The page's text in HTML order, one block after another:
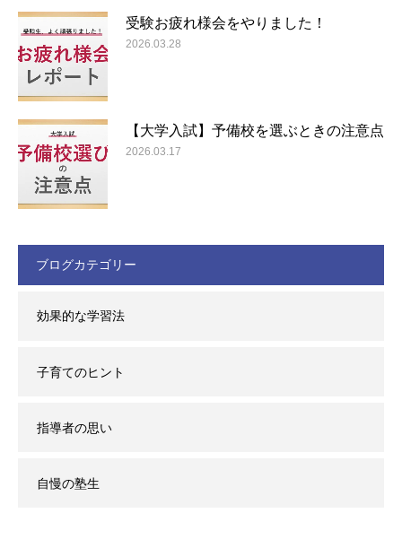
受験お疲れ様会をやりました！
2026.03.28
【大学入試】予備校を選ぶときの注意点
2026.03.17
ブログカテゴリー
効果的な学習法
子育てのヒント
指導者の思い
自慢の塾生